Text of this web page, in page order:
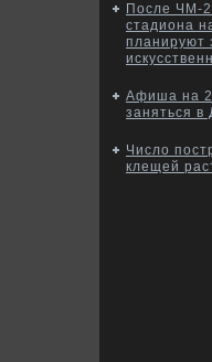
После ЧМ-
стадиона
планируют
Афиша на
заняться в
Число
клещей